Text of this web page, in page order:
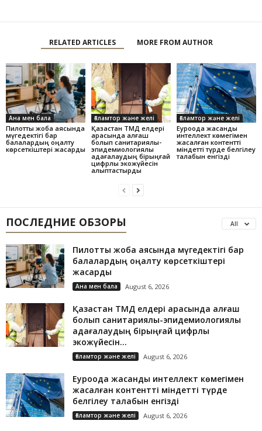
RELATED ARTICLES MORE FROM AUTHOR
Ана мен бала
Пилоттық жоба аясында
мүгедектігі бар
балалардың оңалту
көрсеткіштері жақсарды
Ғаламтор және желі
Қазақстан ТМД елдері
арасында алғаш
болып санитариялық-
эпидемиологиялық
қадағалаудың бірыңғай
цифрлық экожүйесін
қалыптастырды
Ғаламтор және желі
Еуроодақ жасанды
интеллект көмегімен
жасалған контентті
міндетті түрде белгілеу
талабын енгізді
ПОСЛЕДНИЕ ОБЗОРЫ All
Пилоттық жоба аясында мүгедектігі бар
балалардың оңалту көрсеткіштері
жақсарды
Ана мен бала August 6, 2026
Қазақстан ТМД елдері арасында алғаш
болып санитариялық-эпидемиологиялық
қадағалаудың бірыңғай цифрлық
экожүйесін...
Ғаламтор және желі August 6, 2026
Еуроодақ жасанды интеллект көмегімен
жасалған контентті міндетті түрде
белгілеу талабын енгізді
Ғаламтор және желі August 6, 2026